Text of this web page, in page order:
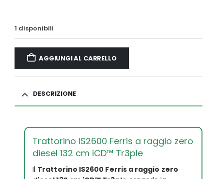
1 disponibili
AGGIUNGI AL CARRELLO
DESCRIZIONE
Trattorino IS2600 Ferris a raggio zero
diesel 132 cm iCD™ Tr3ple
Il Trattorino IS2600 Ferris a raggio zero